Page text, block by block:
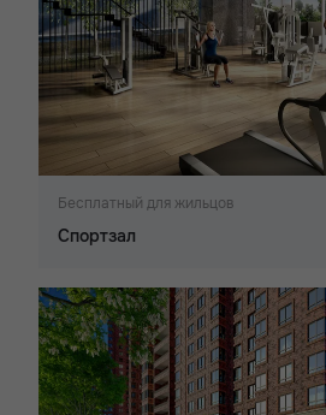
Бесплатный для жильцов
Спортзал